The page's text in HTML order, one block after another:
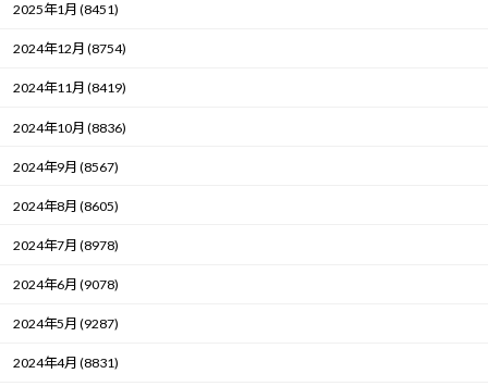
2025年1月 (8451)
2024年12月 (8754)
2024年11月 (8419)
2024年10月 (8836)
2024年9月 (8567)
2024年8月 (8605)
2024年7月 (8978)
2024年6月 (9078)
2024年5月 (9287)
2024年4月 (8831)